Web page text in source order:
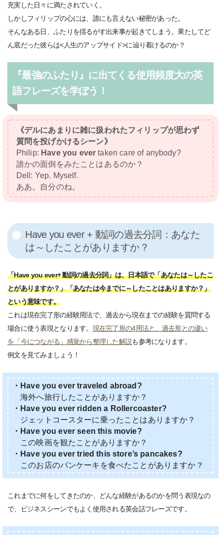
充実した日々に満たされていく。
しかしフィリップの心には、誰にも言えない秘密があった。
そんなある日、ふたりを揺るがす出来事が起きてしまう。果たしてど
ん底だった彼らは<人生のアップサイド>に辿り着けるのか？
『最強のふたり』に出てくる使用頻度大の英
語フレーズを学ぼう！
《デルにあまりに雑に扱われたフィリップが思わず
質問を投げかけるシーン》
Philip: Have you ever taken care of anybody?
誰かの面倒をみたことはあるのか？
Dell: Yep. Myself.
ああ。自分のね。
Have you ever + 動詞の過去分詞：あなた
は～したことがありますか？
「Have you ever+ 動詞の過去分詞」は、日本語で「あなたは～したこ
とがありますか？」「あなたは今までに～したことはありますか？」
という意味です。
これは現在完了形の経験用法で、過去から現在までの経験を質問する
場合に使う表現となります。 現在完了形の4用法と、過去形との違い
を「今につながる」感覚から整理した解説も参考になります。
例文を見てみましょう！
・Have you ever traveled abroad?
海外へ旅行したことがありますか？
・Have you ever ridden a Rollercoaster?
ジェットコースターに乗ったことはありますか？
・Have you ever seen this movie?
この映画を観たことがありますか？
・Have you ever tried this store’s pancakes?
このお店のパンケーキを食べたことがありますか？
これまでに何をしてきたのか、どんな経験があるのかを問う表現なの
で、ビジネスシーンでもよく使用される英会話フレーズです。